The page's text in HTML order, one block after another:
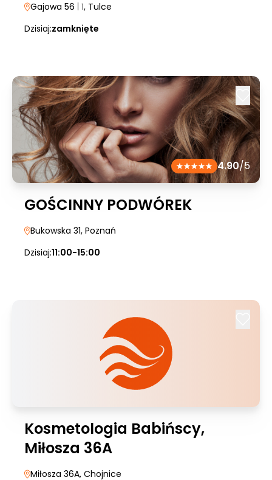
Gajowa 56 | 1, Tulce
Dzisiaj:zamknięte
4.90/5
GOŚCINNY PODWÓREK
Bukowska 31, Poznań
Dzisiaj:11:00-15:00
Kosmetologia Babińscy,
Miłosza 36A
Miłosza 36A, Chojnice